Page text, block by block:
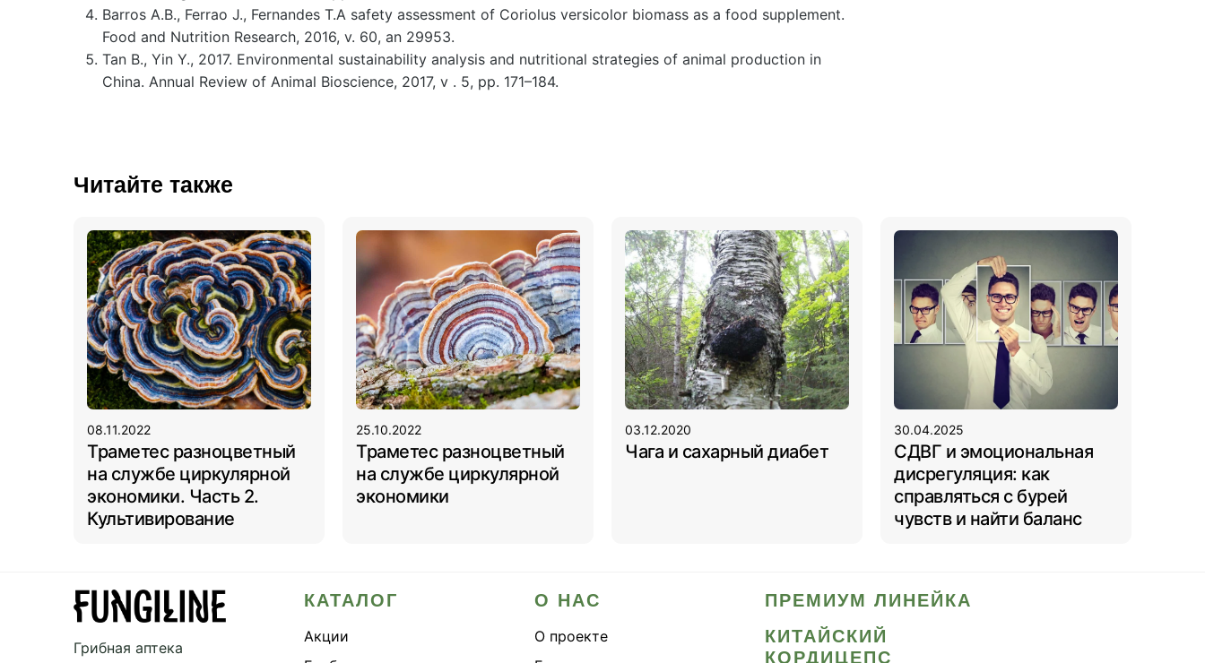
Barros A.B., Ferrao J., Fernandes T.A safety assessment of Coriolus versicolor biomass as a food supplement.
Food and Nutrition Research, 2016, v. 60, an 29953.
Tan B., Yin Y., 2017. Environmental sustainability analysis and nutritional strategies of animal production in
China. Annual Review of Animal Bioscience, 2017, v . 5, pp. 171–184.
Читайте также
08.11.2022
Траметес разноцветный
на службе циркулярной
экономики. Часть 2.
Культивирование
25.10.2022
Траметес разноцветный
на службе циркулярной
экономики
03.12.2020
Чага и сахарный диабет
30.04.2025
СДВГ и эмоциональная
дисрегуляция: как
справляться с бурей
чувств и найти баланс
Грибная аптека
КАТАЛОГ
Акции
О НАС
О проекте
ПРЕМИУМ ЛИНЕЙКА
КИТАЙСКИЙ
КОРДИЦЕПС